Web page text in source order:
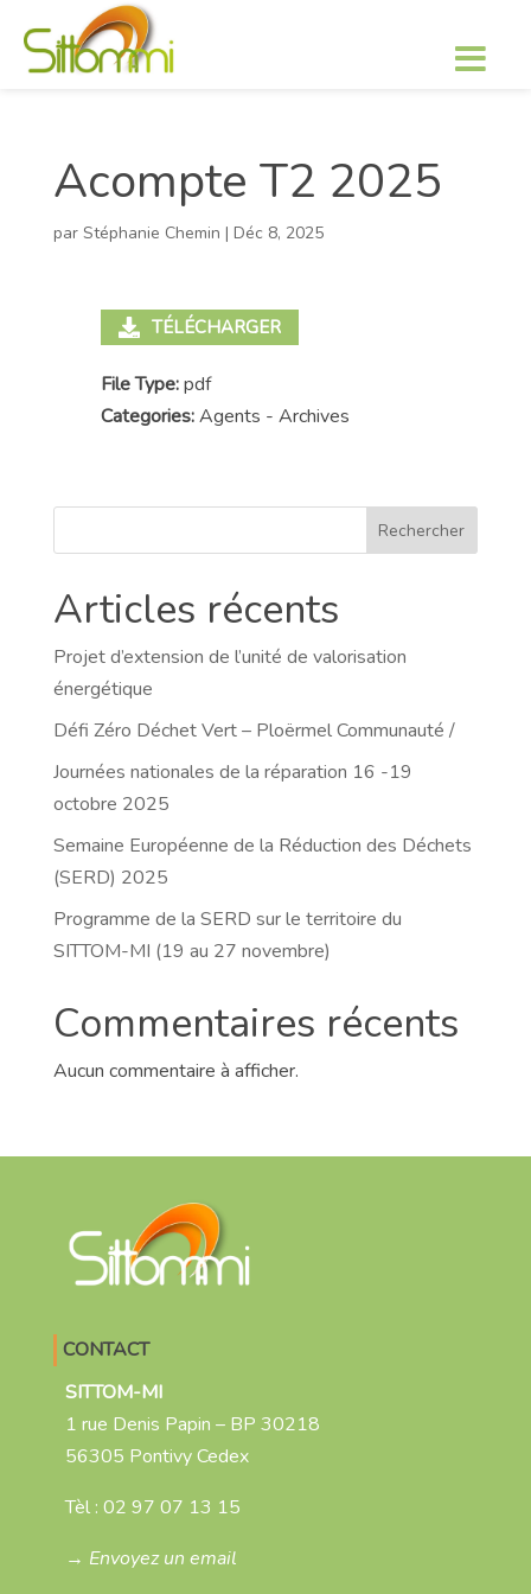
Acompte T2 2025
par Stéphanie Chemin | Déc 8, 2025
TÉLÉCHARGER
File Type:pdf
Categories:Agents - Archives
Rechercher
Articles récents
Projet d’extension de l’unité de valorisation
énergétique
Défi Zéro Déchet Vert – Ploërmel Communauté /
Journées nationales de la réparation 16 -19
octobre 2025
Semaine Européenne de la Réduction des Déchets
(SERD) 2025
Programme de la SERD sur le territoire du
SITTOM-MI (19 au 27 novembre)
Commentaires récents
Aucun commentaire à afficher.
CONTACT
SITTOM-MI
1 rue Denis Papin – BP 30218
56305 Pontivy Cedex
Tèl : 02 97 07 13 15
→ Envoyez un email